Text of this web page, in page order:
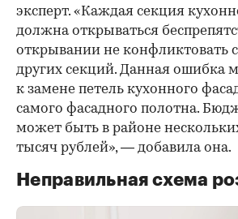
эксперт. «Каждая секция
должна открываться
открывании не конфликтовать
других секций. Данная ошибка
к замене петель кухонного
самого фасадного полотна.
может быть в районе
тысяч рублей», — добавила она.
Неправильная схема